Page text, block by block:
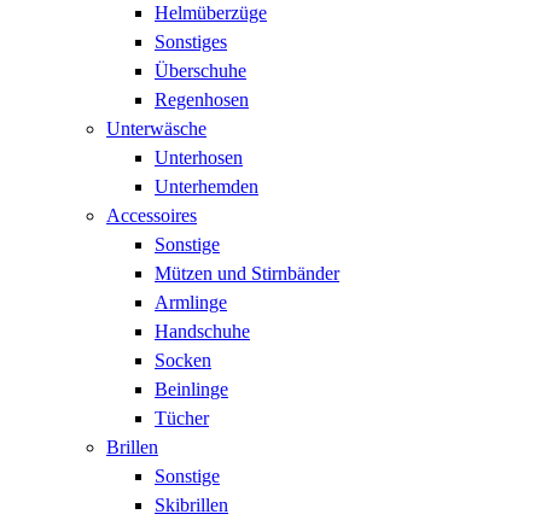
Helmüberzüge
Sonstiges
Überschuhe
Regenhosen
Unterwäsche
Unterhosen
Unterhemden
Accessoires
Sonstige
Mützen und Stirnbänder
Armlinge
Handschuhe
Socken
Beinlinge
Tücher
Brillen
Sonstige
Skibrillen